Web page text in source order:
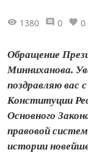
1380 0 0
Обращение
Минниханова.
поздравляю вас
Конституции
Основного
правовой
истории